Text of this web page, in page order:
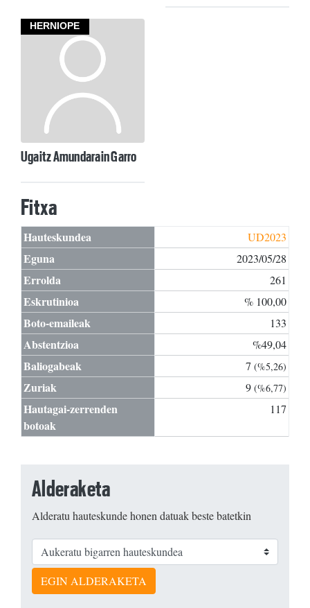
HERNIOPE
Ugaitz Amundarain Garro
Fitxa
Hauteskundea UD2023
Eguna 2023/05/28
Errolda 261
Eskrutinioa % 100,00
Boto-emaileak 133
Abstentzioa %49,04
Baliogabeak 7 (%5,26)
Zuriak 9 (%6,77)
Hautagai-zerrenden
botoak
117
Alderaketa
Alderatu hauteskunde honen datuak beste batetkin
EGIN ALDERAKETA